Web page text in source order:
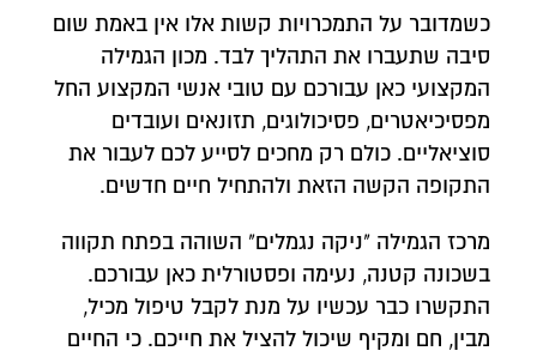
כשמדובר על התמכרויות קשות אלו אין באמת שום
סיבה שתעברו את התהליך לבד. מכון הגמילה
המקצועי כאן עבורכם עם טובי אנשי המקצוע החל
מפסיכיאטרים, פסיכולוגים, תזונאים ועובדים
סוציאליים. כולם רק מחכים לסייע לכם לעבור את
התקופה הקשה הזאת ולהתחיל חיים חדשים.
מרכז הגמילה "ניקה נגמלים" השוהה בפתח תקווה
בשכונה קטנה, נעימה ופסטורלית כאן עבורכם.
התקשרו כבר עכשיו על מנת לקבל טיפול מכיל,
מבין, חם ומקיף שיכול להציל את חייכם. כי החיים